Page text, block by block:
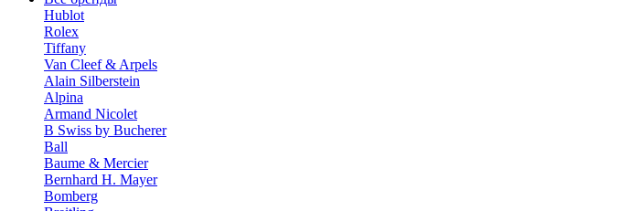
Hublot
Rolex
Tiffany
Van Cleef & Arpels
Alain Silberstein
Alpina
Armand Nicolet
B Swiss by Bucherer
Ball
Baume & Mercier
Bernhard H. Mayer
Bomberg